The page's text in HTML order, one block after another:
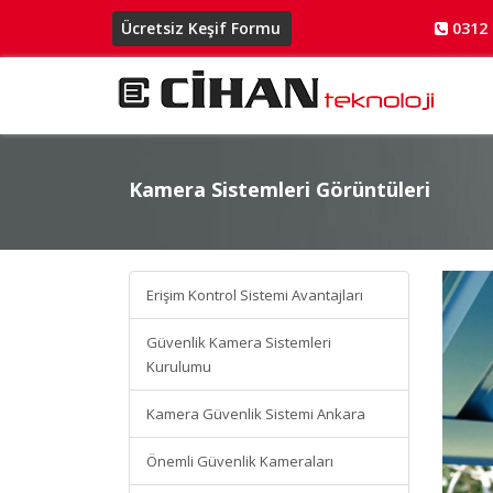
Ücretsiz Keşif Formu 0312
Kamera Sistemleri Görüntüleri
Kamera Sistemleri
Erişim Kontrol Sistemi Avantajları
Güvenlik Kamera Sistemleri
Kurulumu
Kamera Güvenlik Sistemi Ankara
Önemli Güvenlik Kameraları